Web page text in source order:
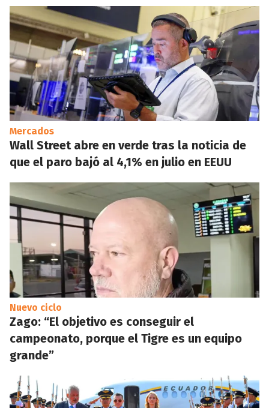
Mercados
Wall Street abre en verde tras la noticia de
que el paro bajó al 4,1% en julio en EEUU
Nuevo ciclo
Zago: “El objetivo es conseguir el
campeonato, porque el Tigre es un equipo
grande”